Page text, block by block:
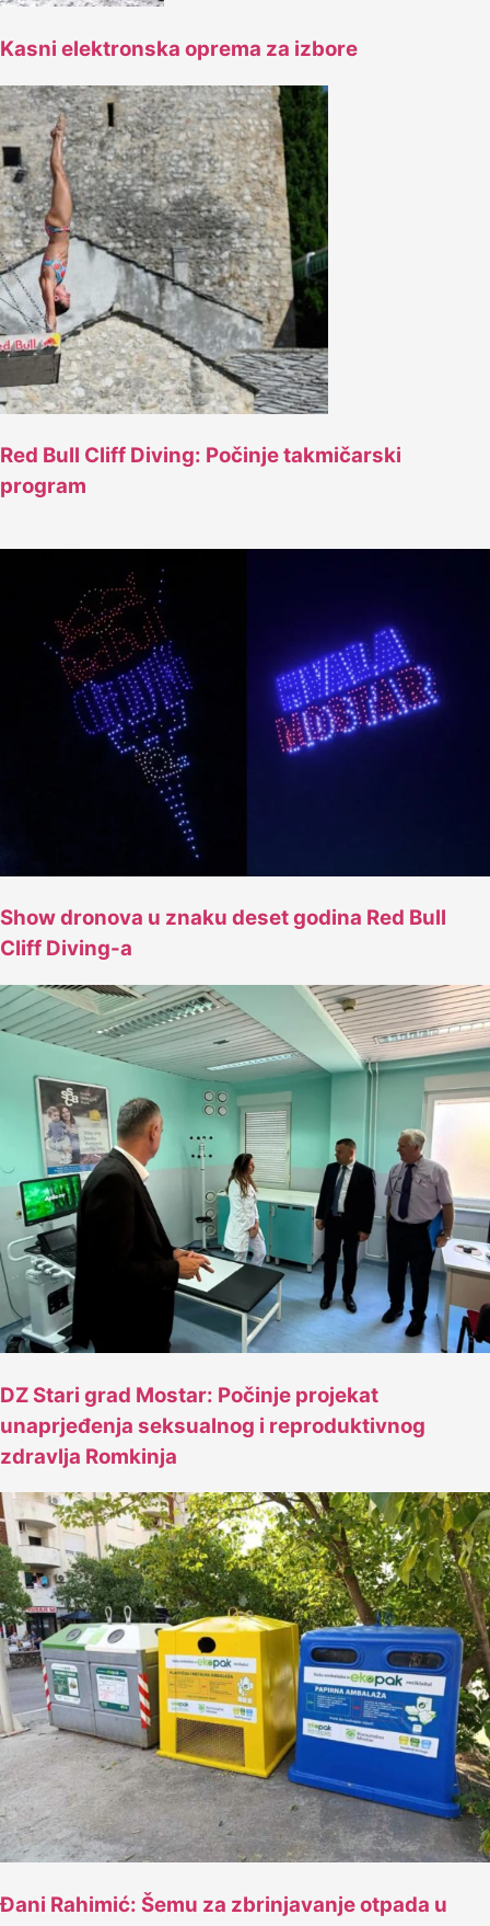
Kasni elektronska oprema za izbore
Red Bull Cliff Diving: Počinje takmičarski
program
Show dronova u znaku deset godina Red Bull
Cliff Diving-a
DZ Stari grad Mostar: Počinje projekat
unaprjeđenja seksualnog i reproduktivnog
zdravlja Romkinja
Đani Rahimić: Šemu za zbrinjavanje otpada u